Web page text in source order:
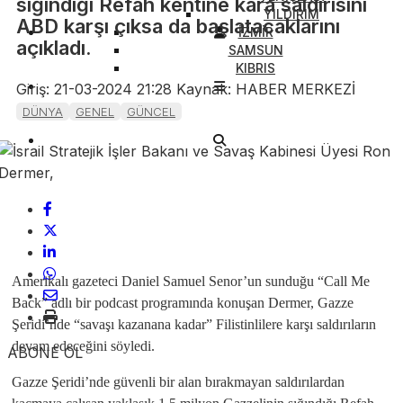
YILDIRIM
İZMİR
SAMSUN
KIBRIS
ABD karşı çıksa da başlatacaklarını
açıkladı.
Giriş: 21-03-2024 21:28 Kaynak: HABER MERKEZİ
DÜNYA GENEL GÜNCEL
ABONE OL
Amerikalı gazeteci Daniel Samuel Senor’un sunduğu “Call Me
Back” adlı bir podcast programında konuşan Dermer, Gazze
Şeridi’nde “savaşı kazanana kadar” Filistinlilere karşı saldırıların
devam edeceğini söyledi.
Gazze Şeridi’nde güvenli bir alan bırakmayan saldırılardan